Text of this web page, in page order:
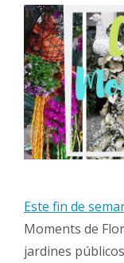
Este fin de
Moments de
jardines